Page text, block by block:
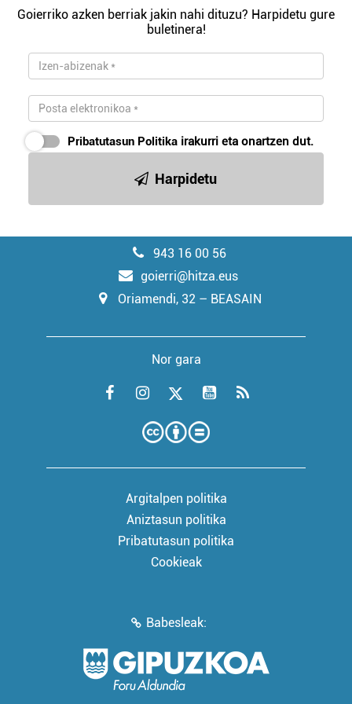
Goierriko azken berriak jakin nahi dituzu? Harpidetu gure
buletinera!
Pribatutasun Politika irakurri eta onartzen dut.
Harpidetu
943 16 00 56
goierri@hitza.eus
Oriamendi, 32 – BEASAIN
Nor gara
Argitalpen politika
Aniztasun politika
Pribatutasun politika
Cookieak
Babesleak: